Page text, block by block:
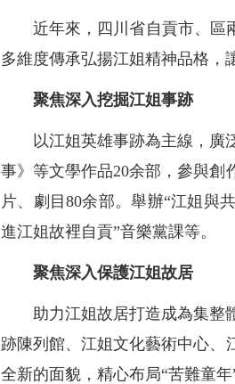
近年來，四川省自貢市、區
多維度傳承弘揚江姐精神品格，
聚焦深入挖掘江姐事跡
以江姐英雄事跡為主線，廣
事》等文學作品20余部，參與
片、劇目80余部。舉辦“江姐與
進江姐故裡自貢”音樂黨課等。
聚焦深入保護江姐故居
助力江姐故居打造成為集
跡陳列館、江姐文化藝術中心、
全新的面貌，精心布局“苦難童